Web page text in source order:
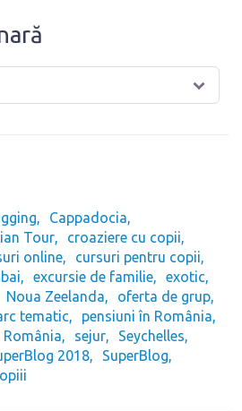
Cappadocia
Tour
croaziere cu copii
online
cursuri pentru copii
excursie de familie
exotic
Noua Zeelanda
oferta de grup
tematic
pensiuni în România
România sejur
Seychelles
2018
SuperBlog